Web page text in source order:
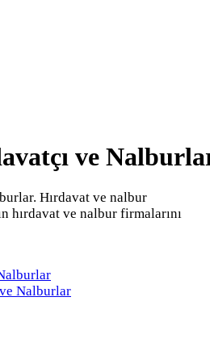
ve
Hırdavat ve nalbur
hırdavat ve nalbur firmalarını
Nalburlar